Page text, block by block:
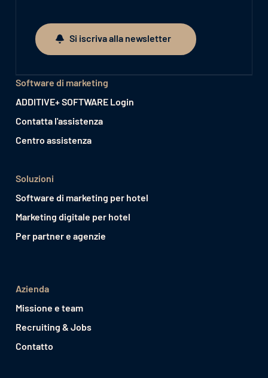
Si iscriva alla newsletter
Si iscriva alla newsletter
Software di marketing
ADDITIVE+ SOFTWARE Login
Contatta l'assistenza
Centro assistenza
Soluzioni
Software di marketing per hotel
Marketing digitale per hotel
Per partner e agenzie
Azienda
Missione e team
Recruiting & Jobs
Contatto